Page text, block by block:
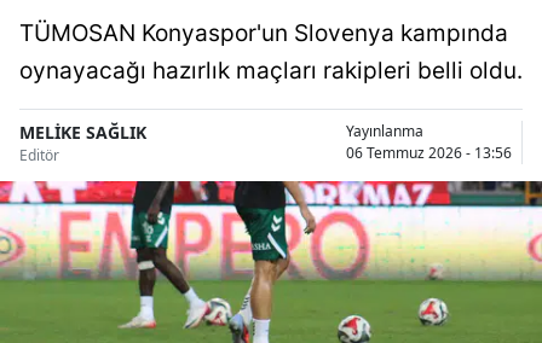
Artvin
Aydın
Balıkesir
Bilecik
Bingöl
Bitlis
TÜMOSAN Konyaspor'un Slovenya kampında
oynayacağı hazırlık maçları rakipleri belli oldu.
MELİKE SAĞLIK
Editör
Yayınlanma
06 Temmuz 2026 - 13:56